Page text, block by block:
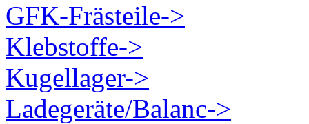
GFK-Frästeile->
Klebstoffe->
Kugellager->
Ladegeräte/Balanc->